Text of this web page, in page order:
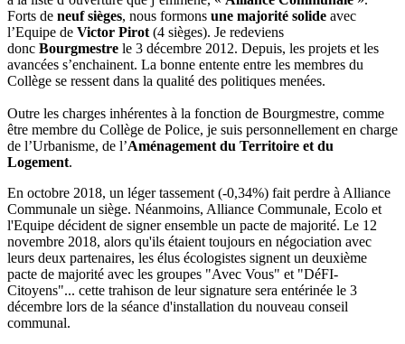
Forts de neuf sièges, nous formons une majorité solide avec
l’Equipe de Victor Pirot (4 sièges). Je redeviens
donc Bourgmestre le 3 décembre 2012. Depuis, les projets et les
avancées s’enchainent. La bonne entente entre les membres du
Collège se ressent dans la qualité des politiques menées.
Outre les charges inhérentes à la fonction de Bourgmestre, comme
être membre du Collège de Police, je suis personnellement en charge
de l’Urbanisme, de l’Aménagement du Territoire et du
Logement.
En octobre 2018, un léger tassement (-0,34%) fait perdre à Alliance
Communale un siège. Néanmoins, Alliance Communale, Ecolo et
l'Equipe décident de signer ensemble un pacte de majorité. Le 12
novembre 2018, alors qu'ils étaient toujours en négociation avec
leurs deux partenaires, les élus écologistes signent un deuxième
pacte de majorité avec les groupes "Avec Vous" et "DéFI-
Citoyens"... cette trahison de leur signature sera entérinée le 3
décembre lors de la séance d'installation du nouveau conseil
communal.